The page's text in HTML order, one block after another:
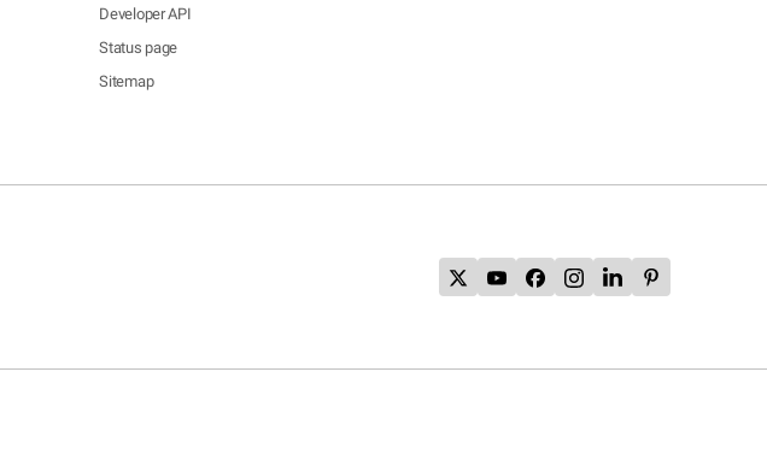
Developer API
Status page
Sitemap